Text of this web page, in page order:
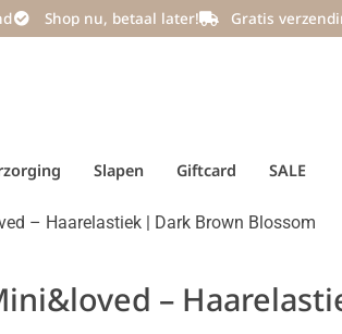
Shop nu, betaal later! Gratis
Slapen Giftcard SALE
– Haarelastiek | Dark Brown Blossom
–